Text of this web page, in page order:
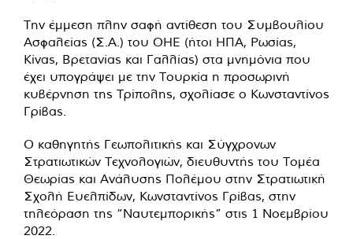
Την έμμεση πλην σαφή αντίθεση του Συμβουλίου
Ασφαλείας (Σ.Α.) του ΟΗΕ (ήτοι ΗΠΑ, Ρωσίας,
Κίνας, Βρετανίας και Γαλλίας) στα μνημόνια που
έχει υπογράψει με την Τουρκία η προσωρινή
κυβέρνηση της Τρίπολης, σχολίασε ο Κωνσταντίνος
Γρίβας.
Ο καθηγητής Γεωπολιτικής και Σύγχρονων
Στρατιωτικών Τεχνολογιών, διευθυντής του Τομέα
Θεωρίας και Ανάλυσης Πολέμου στην Στρατιωτική
Σχολή Ευελπίδων, Κωνσταντίνος Γρίβας, στην
τηλεόραση της “Ναυτεμπορικής” στις 1 Νοεμβρίου
2022.